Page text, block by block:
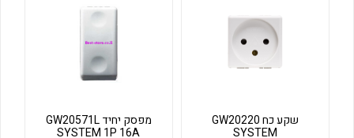
לכל מוצרי היצרן
שקע כח GW20220
SYSTEM
מפסק יחיד GW20571L
SYSTEM 1P 16A